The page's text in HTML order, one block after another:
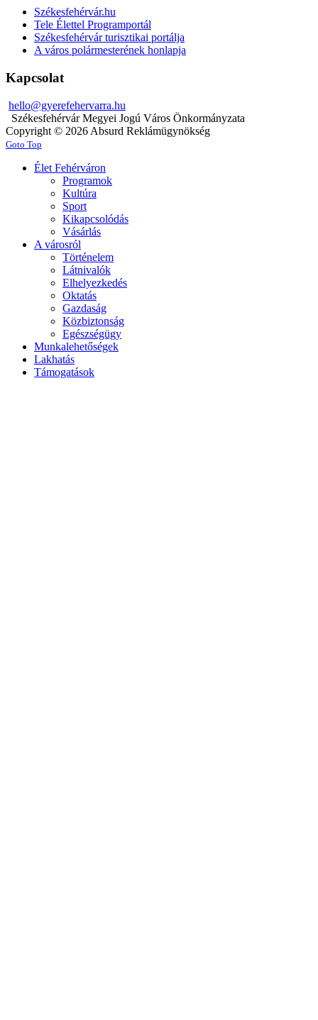
Székesfehérvár.hu
Tele Élettel Programportál
Székesfehérvár turisztikai portálja
A város polármesterének honlapja
Kapcsolat
hello@gyerefehervarra.hu
Székesfehérvár Megyei Jogú Város Önkormányzata
Copyright © 2026 Absurd Reklámügynökség
Goto Top
Élet Fehérváron
Programok
Kultúra
Sport
Kikapcsolódás
Vásárlás
A városról
Történelem
Látnivalók
Elhelyezkedés
Oktatás
Gazdaság
Közbiztonság
Egészségügy
Munkalehetőségek
Lakhatás
Támogatások